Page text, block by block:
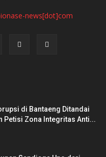
news[dot]com
di Bantaeng Ditandai
Petisi Zona Integritas Anti...